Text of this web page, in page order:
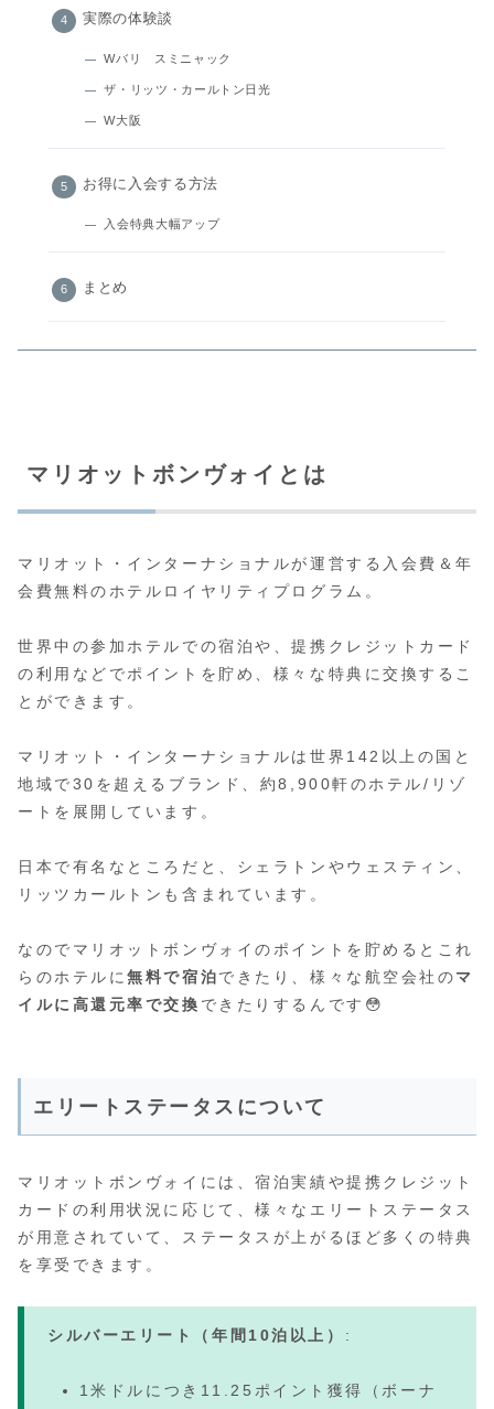
実際の体験談
Wバリ スミニャック
ザ・リッツ・カールトン日光
W大阪
お得に入会する方法
入会特典大幅アップ
まとめ
マリオットボンヴォイとは
マリオット・インターナショナルが運営する入会費＆年
会費無料のホテルロイヤリティプログラム。
世界中の参加ホテルでの宿泊や、提携クレジットカード
の利用などでポイントを貯め、様々な特典に交換するこ
とができます。
マリオット・インターナショナルは世界142以上の国と
地域で30を超えるブランド、約8,900軒のホテル/リゾ
ートを展開しています。
日本で有名なところだと、シェラトンやウェスティン、
リッツカールトンも含まれています。
なのでマリオットボンヴォイのポイントを貯めるとこれ
らのホテルに無料で宿泊できたり、様々な航空会社のマ
イルに高還元率で交換 できたりするんです😳
エリートステータスについて
マリオットボンヴォイには、宿泊実績や提携クレジット
カードの利用状況に応じて、様々なエリートステータス
が用意されていて、ステータスが上がるほど多くの特典
を享受できます。
シルバーエリート（年間10泊以上） :
1米ドルにつき11.25ポイント獲得（ボーナ